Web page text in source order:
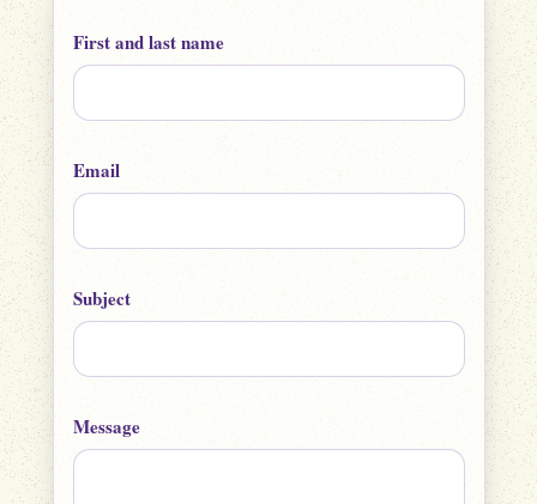
First and last name
Email
Subject
Message